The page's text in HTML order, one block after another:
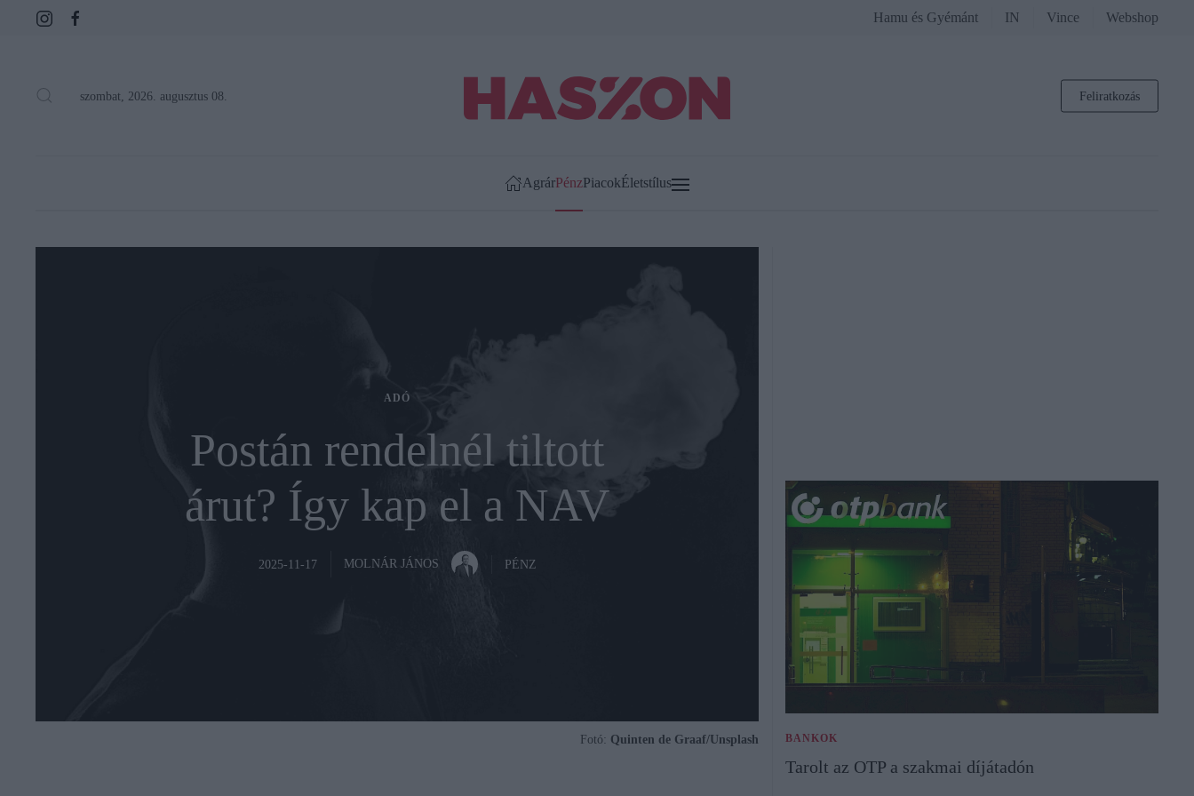
Hamu és Gyémánt IN Vince Webshop
szombat, 2026. augusztus 08. Feliratkozás
AgrárPénzPiacokÉletstílus
ADÓ
Postán rendelnél tiltott
árut? Így kap el a NAV
2025-11-17 MOLNÁR JÁNOS PÉNZ
Fotó: Quinten de Graaf/Unsplash BANKOK
Tarolt az OTP a szakmai díjátadón